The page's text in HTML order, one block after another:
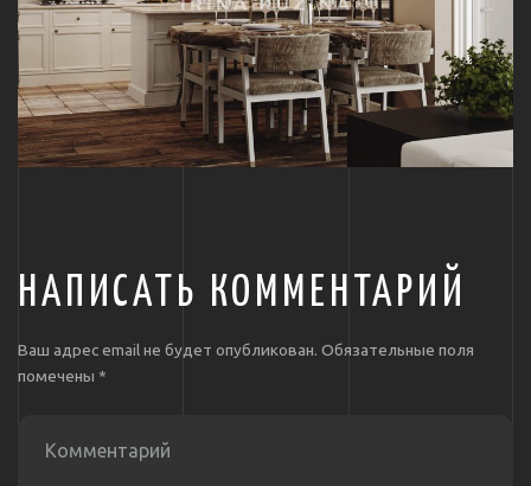
НАПИСАТЬ КОММЕНТАРИЙ
Ваш адрес email не будет опубликован. Обязательные поля
помечены *